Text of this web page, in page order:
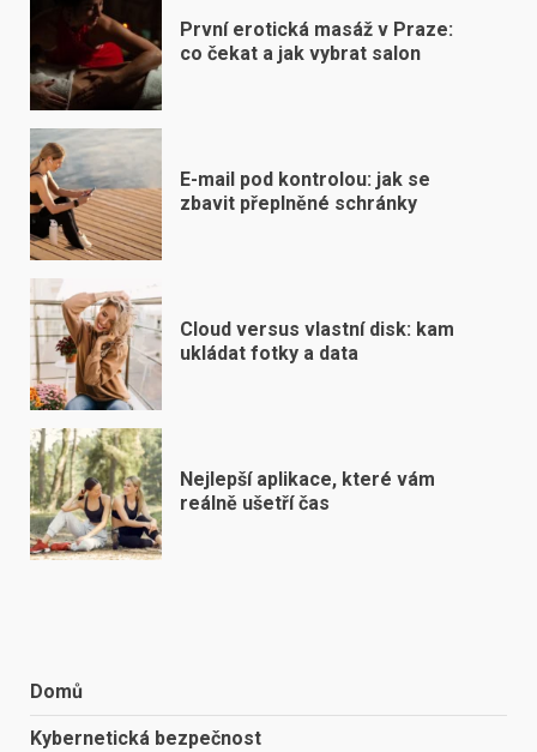
První erotická masáž v Praze:
co čekat a jak vybrat salon
E-mail pod kontrolou: jak se
zbavit přeplněné schránky
Cloud versus vlastní disk: kam
ukládat fotky a data
Nejlepší aplikace, které vám
reálně ušetří čas
Domů
Kybernetická bezpečnost